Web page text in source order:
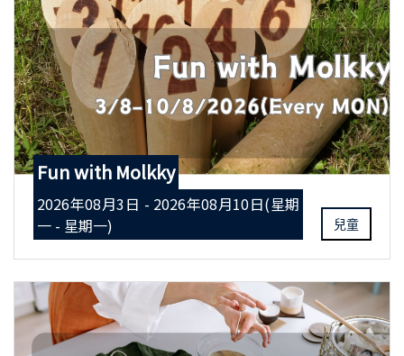
Fun with Molkky
2026年08月3日 - 2026年08月10日(星期
一 - 星期一)
兒童